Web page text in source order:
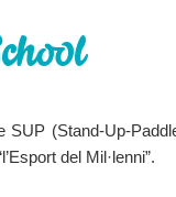
SUP (Stand-Up-
del Mil·lenni”.